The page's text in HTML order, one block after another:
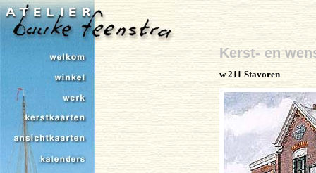
Kerst- en
w 211 Stavoren